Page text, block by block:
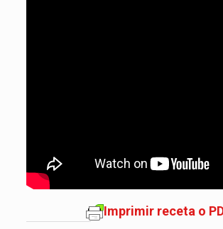
Imprimir receta o